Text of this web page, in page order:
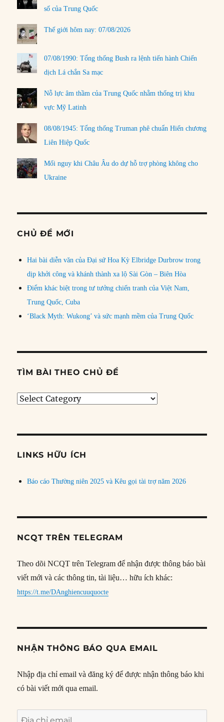
số của Trung Quốc
Thế giới hôm nay: 07/08/2026
07/08/1990: Tổng thống Bush ra lệnh tiến hành Chiến
dịch Lá chắn Sa mạc
Nỗ lực âm thầm của Trung Quốc nhằm thống trị khu
vực Mỹ Latinh
08/08/1945: Tổng thống Truman phê chuẩn Hiến chương
Liên Hiệp Quốc
Mối nguy khi Châu Âu do dự hỗ trợ phòng không cho
Ukraine
CHỦ ĐỀ MỚI
Hai bài diễn văn của Đại sứ Hoa Kỳ Elbridge Durbrow trong
dịp khởi công và khánh thành xa lộ Sài Gòn – Biên Hòa
Điểm khác biệt trong tư tưởng chiến tranh của Việt Nam,
Trung Quốc, Cuba
‘Black Myth: Wukong’ và sức mạnh mềm của Trung Quốc
TÌM BÀI THEO CHỦ ĐỀ
Tìm
đề
LINKS HỮU ÍCH
Báo cáo Thường niên 2025 và Kêu gọi tài trợ năm 2026
NCQT TRÊN TELEGRAM
Theo dõi NCQT trên Telegram để nhận được thông báo bài
viết mới và các thông tin, tài liệu… hữu ích khác:
https://t.me/DAnghiencuuquocte
NHẬN THÔNG BÁO QUA EMAIL
Nhập địa chỉ email và đăng ký để được nhận thông báo khi
có bài viết mới qua email.
Địa